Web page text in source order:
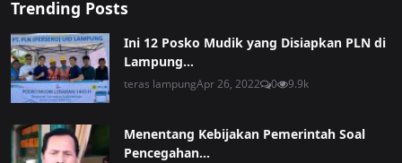
Trending Posts
Ini 12 Posko Mudik yang Disiapkan PLN di
Lampung...
teras lampungApr 26, 2022 0 9.9k
Menentang Kebijakan Pemerintah Soal
Pencegahan...